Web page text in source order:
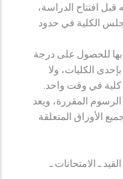
قبل افتتاح الدراسة،
الكلية في حدود
بها للحصول على درجة
الكليات، ولا
في وقت واحد.
الرسوم المقررة، ويعد
الأوراق المتعلقة
ـ الامتحانات ـ